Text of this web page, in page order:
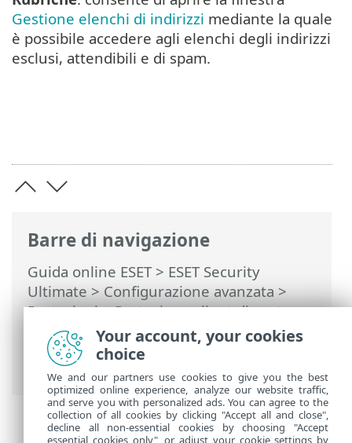
Barre di navigazione
Guida online ESET> ESET Security
Ultimate>Configurazione avanzata>
Protezioni>Protezione client di posta>
Protezione caselle di posta>Integrazioni
> Barra degli strumenti di Microsoft
Outlook
Gestione elenchi di indirizzi mediante la quale
è possibile accedere agli elenchi degli indirizzi
esclusi, attendibili e di spam.
Your account, your cookies
choice
We and our partners use cookies to give you the best
optimized online experience, analyze our website traffic,
and serve you with personalized ads. You can agree to the
collection of all cookies by clicking "Accept all and close",
decline all non-essential cookies by choosing "Accept
essential cookies only", or adjust your cookie settings by